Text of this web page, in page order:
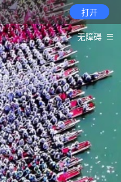
打开
无障碍